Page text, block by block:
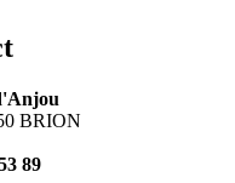
BRION
89